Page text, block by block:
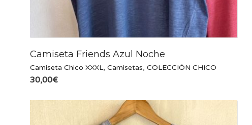
Camiseta Friends Azul Noche
Camiseta Chico XXXL, Camisetas, COLECCIÓN CHICO
30,00€